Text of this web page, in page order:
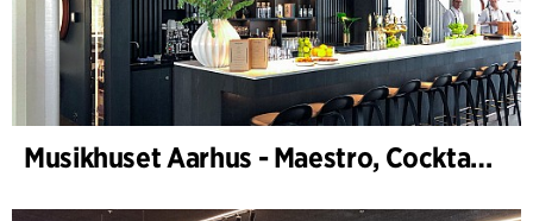
Musikhuset Aarhus - Maestro, Cocktailbar